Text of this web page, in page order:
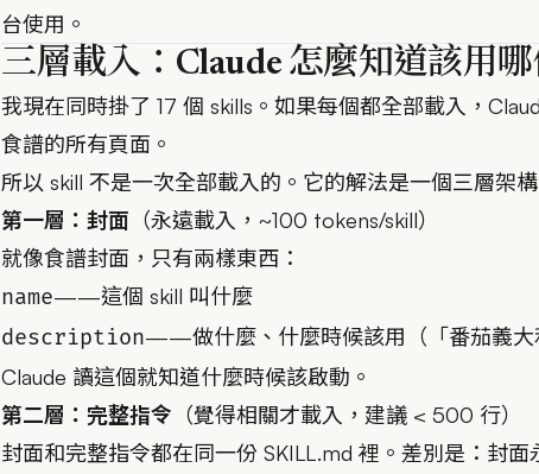
台使用。
三層載入：Claude 怎麼知道該用
我現在同時掛了 17 個 skills。如果每個都全部載入，
食譜的所有頁面。
所以 skill 不是一次全部載入的。它的解法是一個三層架
第一層：封面 （永遠載入，~100 tokens/skill）
就像食譜封面，只有兩樣東西：
name——這個 skill 叫什麼
description——做什麼、什麼時候該用（「番茄義大
Claude 讀這個就知道什麼時候該啟動。
第二層：完整指令 （覺得相關才載入，建議 < 500 行）
封面和完整指令都在同一份 SKILL.md 裡。差別是：封